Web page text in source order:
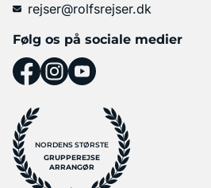
rejser@rolfsrejser.dk
Følg os på sociale medier
NORDENS STØRSTE
GRUPPEREJSE
ARRANGØR